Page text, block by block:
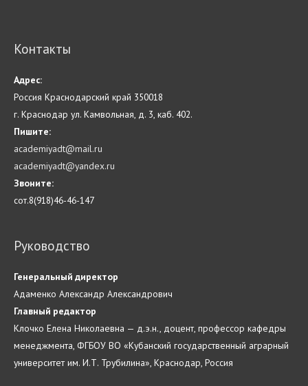
Контакты
Адрес:
Россия Краснодарский край 350018
г. Краснодар ул. Камвольная, д. 3, каб. 402.
Пишите:
academiyadt@mail.ru
academiyadt@yandex.ru
Звоните:
сот.8(918)46-46-147
Руководство
Генеральный директор
Адаменко Александр Александрович
Главный редактор
Клочко Елена Николаевна — д.э.н., доцент, профессор кафедры
менеджмента, ФГБОУ ВО «Кубанский государственный аграрный
университет им. И.Т. Трубилина», Краснодар, Россия